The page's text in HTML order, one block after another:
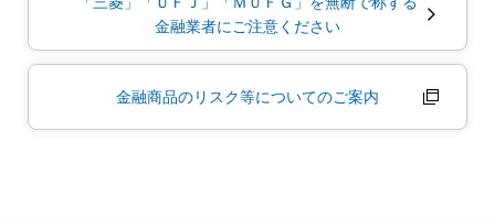
金融業者にご注意ください
金融商品のリスク等についてのご案内